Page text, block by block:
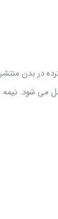
در بدن